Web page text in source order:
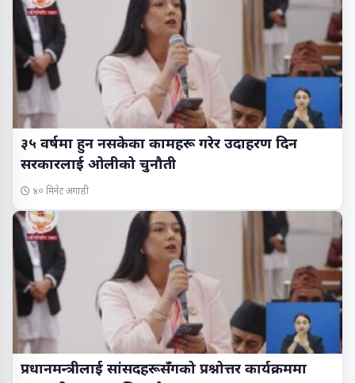
३५ वर्षमा हुन नसकेका कामहरू गरेर उदाहरण दिन
सरकारलाई ओलीको चुनौती
४० मिनेट अगाडी
प्रधानमन्त्रीलाई सांसदहरूसँगको प्रश्नोत्तर कार्यक्रममा